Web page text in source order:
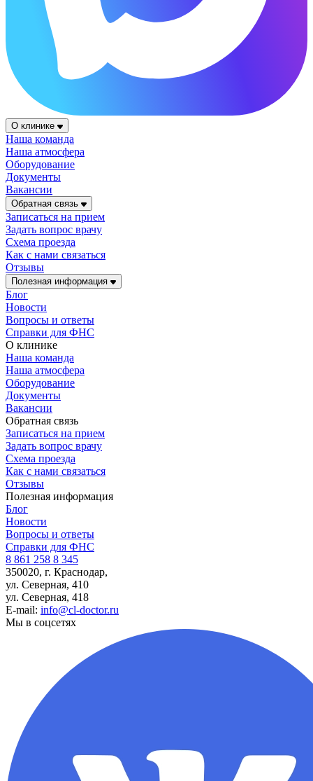
О клинике
Наша команда
Наша атмосфера
Оборудование
Документы
Вакансии
Обратная связь
Записаться на прием
Задать вопрос врачу
Схема проезда
Как с нами связаться
Отзывы
Полезная информация
Блог
Новости
Вопросы и ответы
Справки для ФНС
О клинике
Наша команда
Наша атмосфера
Оборудование
Документы
Вакансии
Обратная связь
Записаться на прием
Задать вопрос врачу
Схема проезда
Как с нами связаться
Отзывы
Полезная информация
Блог
Новости
Вопросы и ответы
Справки для ФНС
8 861 258 8 345
350020, г. Краснодар,
ул. Северная, 410
ул. Северная, 418
E-mail: info@cl-doctor.ru
Мы в соцсетях